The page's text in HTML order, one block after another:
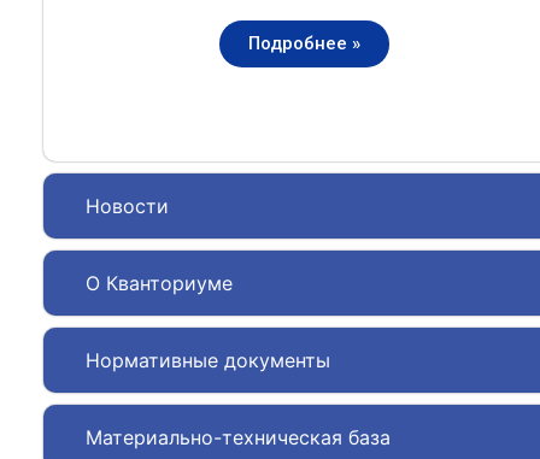
Новости
О Кванториуме
Нормативные документы
Материально-техническая база
Подробнее »